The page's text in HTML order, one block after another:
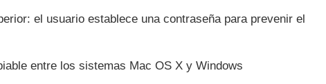
el usuario establece una contraseña para prevenir el
entre los sistemas Mac OS X y Windows